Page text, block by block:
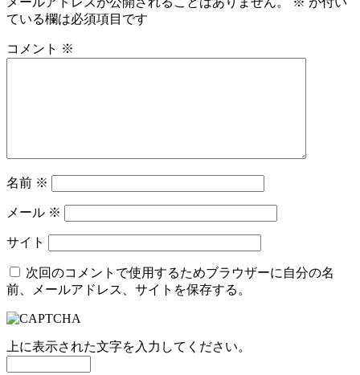
ている欄は必須項目です
コメント ※
名前 ※
メール ※
サイト
次回のコメントで使用するためブラウザーに自分の名
前、メールアドレス、サイトを保存する。
上に表示された文字を入力してください。